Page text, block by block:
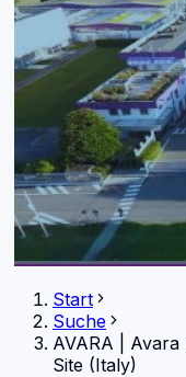
Start
Suche
AVARA
Avara
Site (Italy)